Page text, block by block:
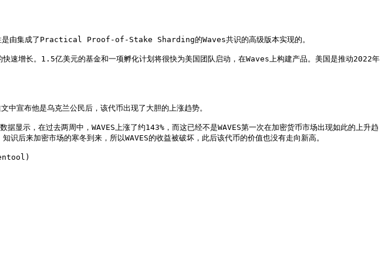
性是由集成了Practical Proof-of-Stake Sharding的Waves共识的高级版本实现的。
增长。1.5亿美元的基金和一项孵化计划将很快为美国团队启动，在Waves上构建产品。美国是推动2022年
宣布他是乌克兰公民后，该代币出现了大胆的上涨趋势。
示，在过去两周中，WAVES上涨了约143%，而这已经不是WAVES第一次在加密货币市场出现如此的上升趋
后来加密市场的寒冬到来，所以WAVES的收益被破坏，此后该代币的价值也没有走向新高。